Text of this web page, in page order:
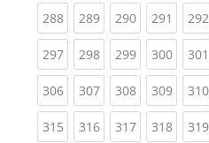
288(current)
289(current)
290(current)
291 292
297(current)
298(current)
299(current)
300 301
306(current)
307(current)
308(current)
309 310
315(current)
316(current)
317(current)
318 319